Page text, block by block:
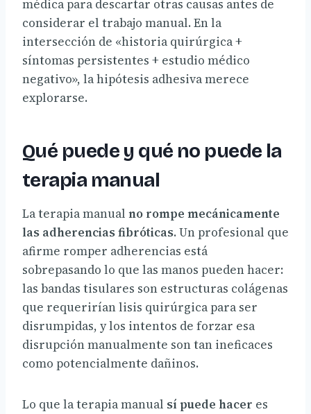
médica para descartar otras causas antes de
considerar el trabajo manual. En la
intersección de «historia quirúrgica +
síntomas persistentes + estudio médico
negativo», la hipótesis adhesiva merece
explorarse.
Qué puede y qué no puede la
terapia manual
La terapia manual no rompe mecánicamente
las adherencias fibróticas. Un profesional que
afirme romper adherencias está
sobrepasando lo que las manos pueden hacer:
las bandas tisulares son estructuras colágenas
que requerirían lisis quirúrgica para ser
disrumpidas, y los intentos de forzar esa
disrupción manualmente son tan ineficaces
como potencialmente dañinos.
Lo que la terapia manual sí puede hacer es